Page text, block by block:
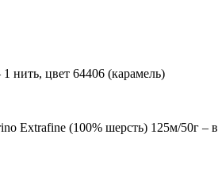
1 нить, цвет 64406 (карамель)
Extrafine (100% шерсть) 125м/50г – в